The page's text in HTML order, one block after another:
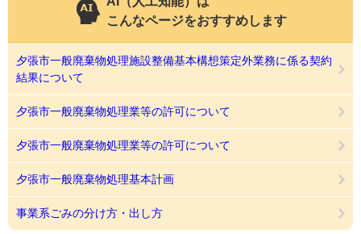
こんなページをおすすめします
夕張市一般廃棄物処理施設整備基本構想策定外業務に係る契約
結果について
夕張市一般廃棄物処理業等の許可について
夕張市一般廃棄物処理業等の許可について
夕張市一般廃棄物処理基本計画
事業系ごみの分け方・出し方